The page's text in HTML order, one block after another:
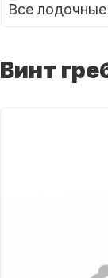
Все
Винт